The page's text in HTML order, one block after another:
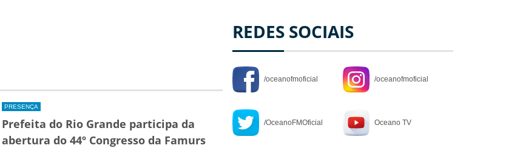
PRESENÇA
Prefeita do Rio Grande participa da
abertura do 44º Congresso da Famurs
REDES SOCIAIS
/oceanofmoficial /oceanofmoficial
/OceanoFMOficial Oceano TV